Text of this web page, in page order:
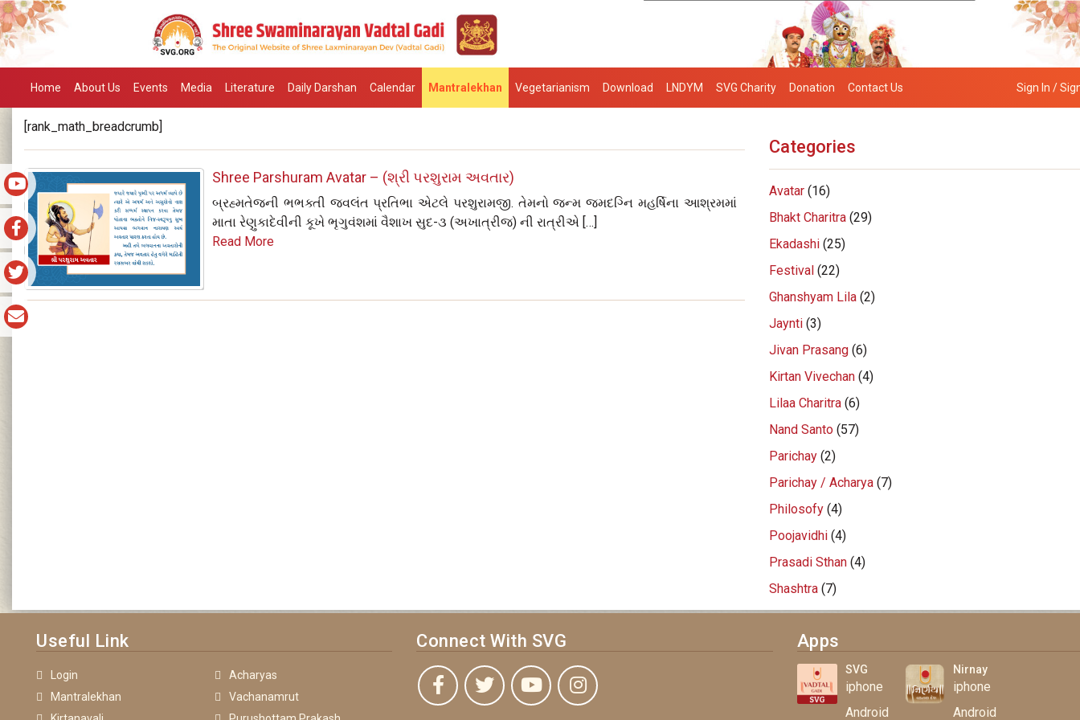
Home About Us Events Media Literature Daily Darshan Calendar Mantralekhan Vegetarianism Download LNDYM SVG Charity Donation Contact Us Sign In /
[rank_math_breadcrumb]
Shree Parshuram Avatar – (શ્રી પરશુરામ અવતાર)
બ્રહ્મતેજની ભભક્તી જ્વલંત પ્રતિભા એટલે પરશુરામજી. તેમનો જન્મ જમદગ્નિ મહર્ષિના આશ્રમમાં
માતા રેણુકાદેવીની કૂખે ભૃગુવંશમાં વૈશાખ સુદ-૩ (અખાત્રીજ) ની રાત્રીએ […]
Read More
Categories
Avatar(16)
Bhakt Charitra(29)
Ekadashi(25)
Festival(22)
Ghanshyam Lila(2)
Jaynti(3)
Jivan Prasang(6)
Kirtan Vivechan(4)
Lilaa Charitra(6)
Nand Santo(57)
Parichay(2)
Parichay / Acharya(7)
Philosofy(4)
Poojavidhi(4)
Prasadi Sthan(4)
Shashtra(7)
Useful Link
Login
Acharyas
Mantralekhan
Vachanamrut
Connect With SVG Apps
SVG
iphone
Android
Nirnay
iphone
Android